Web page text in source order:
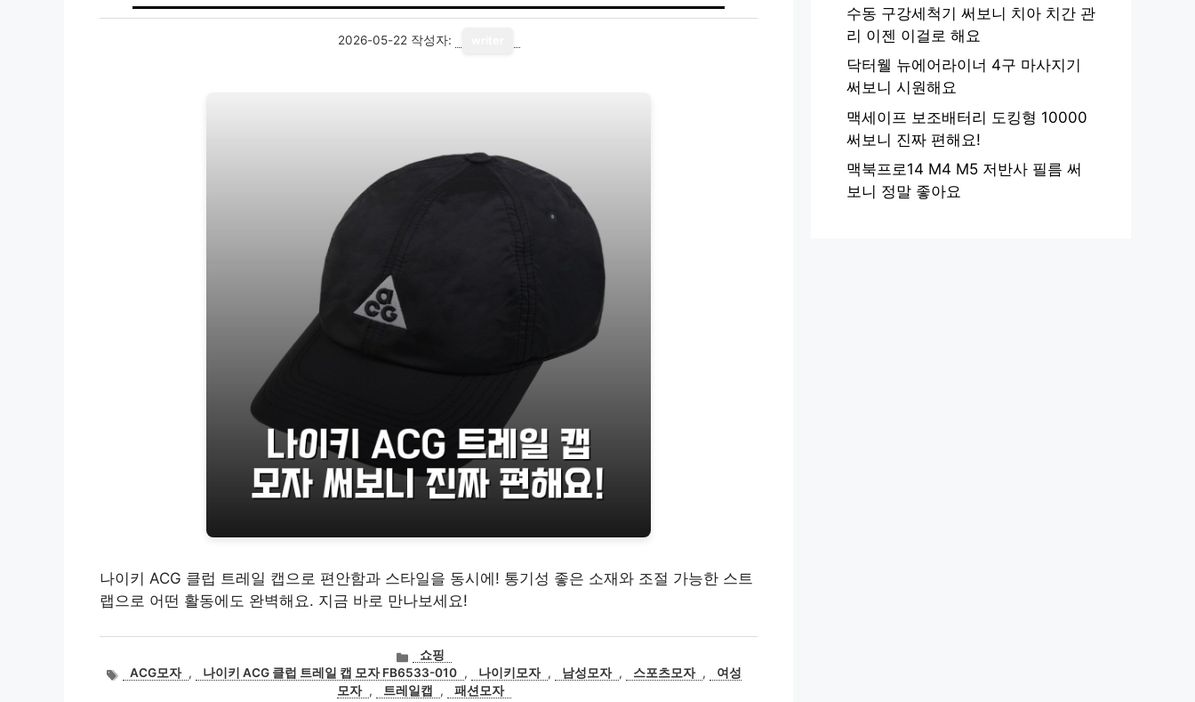
2026-05-22 작성자:
나이키 ACG 클럽 트레일 캡으로 편안함과 스타일을 동시에! 통기성 좋은 소재와 조절 가능한 스트
랩으로 어떤 활동에도 완벽해요. 지금 바로 만나보세요!
카
테
고
쇼핑
태ACG모자 , 나이키 ACG 클럽 트레일 캡 모자 FB6533-010 , 나이키모자 , 남성모자 , 스포츠모자 ,
여성
모자 , 트레일캡 , 패션모자
수동 구강세척기 써보니 치아 치간 관
리 이젠 이걸로 해요
닥터웰 뉴에어라이너 4구 마사지기
써보니 시원해요
맥세이프 보조배터리 도킹형 10000
써보니 진짜 편해요!
맥북프로14 M4 M5 저반사 필름 써
보니 정말 좋아요